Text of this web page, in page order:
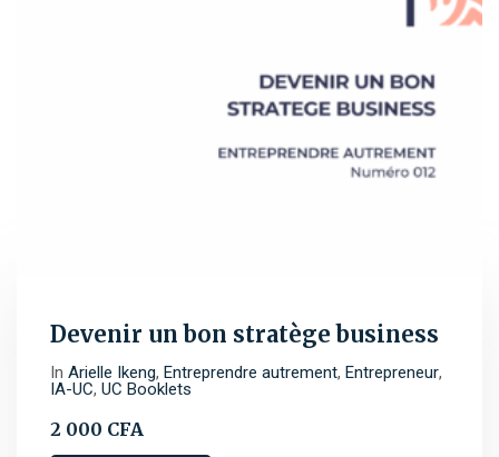
Devenir un bon stratège business
In Arielle Ikeng, Entreprendre autrement, Entrepreneur,
IA-UC, UC Booklets
2 000 CFA